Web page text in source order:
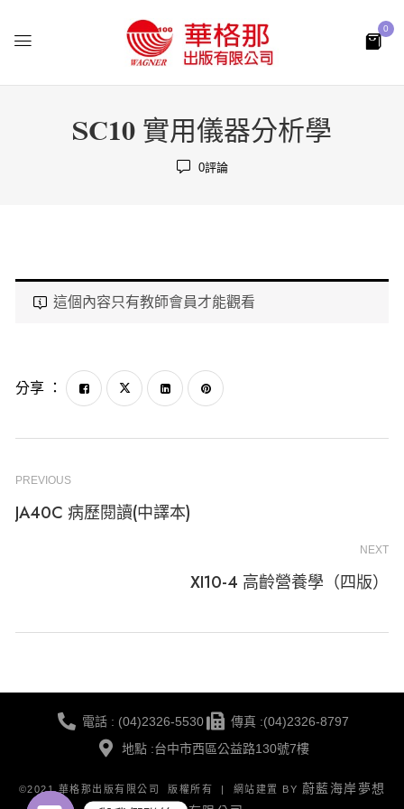
0
SC10 實用儀器分析學
0評論
這個內容只有教師會員才能觀看
分享 ：
PREVIOUS
JA40C 病歷閱讀(中譯本)
NEXT
XI10-4 高齡營養學（四版）
電話 : (04)2326-5530
傳真 :(04)2326-8797
地點 :台中市西區公益路130號7樓
©2021 華格那出版有限公司 版權所有 | 網站建置 BY 蔚藍海岸夢想